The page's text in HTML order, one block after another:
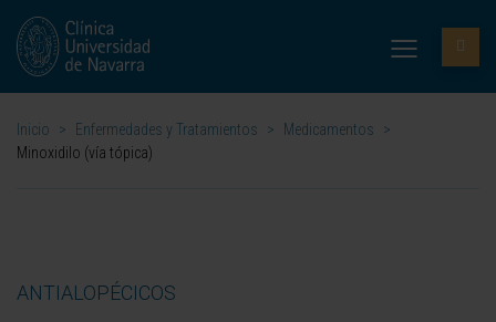
Inicio > Enfermedades y Tratamientos > Medicamentos
>
Minoxidilo (vía tópica)
ANTIALOPÉCICOS